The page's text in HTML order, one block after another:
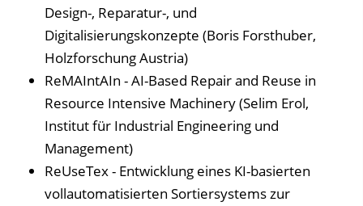
Design-, Reparatur-, und
Digitalisierungskonzepte (Boris Forsthuber,
Holzforschung Austria)
ReMAIntAIn - AI-Based Repair and Reuse in
Resource Intensive Machinery (Selim Erol,
Institut für Industrial Engineering und
Management)
ReUseTex - Entwicklung eines KI-basierten
vollautomatisierten Sortiersystems zur